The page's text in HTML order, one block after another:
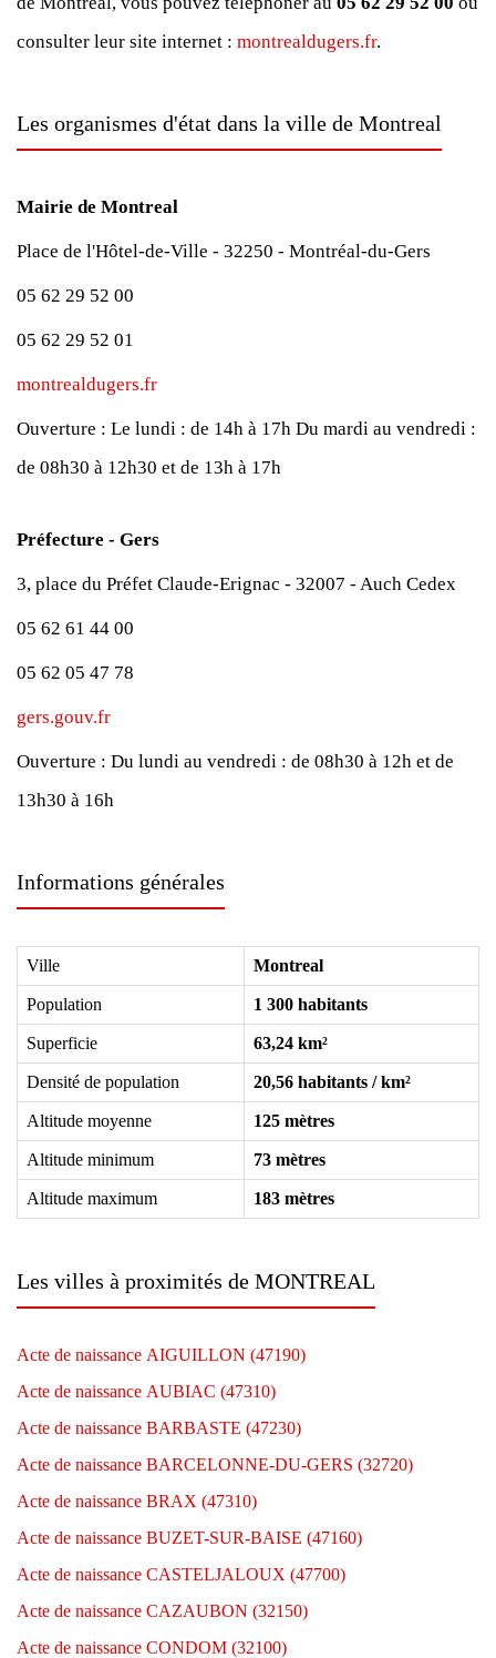
consulter leur site internet : montrealdugers.fr.
Les organismes d'état dans la ville de Montreal
Mairie de Montreal
Place de l'Hôtel-de-Ville - 32250 - Montréal-du-Gers
05 62 29 52 00
05 62 29 52 01
montrealdugers.fr
Ouverture : Le lundi : de 14h à 17h Du mardi au vendredi :
de 08h30 à 12h30 et de 13h à 17h
Préfecture - Gers
3, place du Préfet Claude-Erignac - 32007 - Auch Cedex
05 62 61 44 00
05 62 05 47 78
gers.gouv.fr
Ouverture : Du lundi au vendredi : de 08h30 à 12h et de
13h30 à 16h
Informations générales
Ville Montreal
Population 1 300 habitants
Superficie 63,24 km²
Densité de population 20,56 habitants / km²
Altitude moyenne 125 mètres
Altitude minimum 73 mètres
Altitude maximum 183 mètres
Les villes à proximités de MONTREAL
Acte de naissance AIGUILLON (47190)
Acte de naissance AUBIAC (47310)
Acte de naissance BARBASTE (47230)
Acte de naissance BARCELONNE-DU-GERS (32720)
Acte de naissance BRAX (47310)
Acte de naissance BUZET-SUR-BAISE (47160)
Acte de naissance CASTELJALOUX (47700)
Acte de naissance CAZAUBON (32150)
Acte de naissance CONDOM (32100)